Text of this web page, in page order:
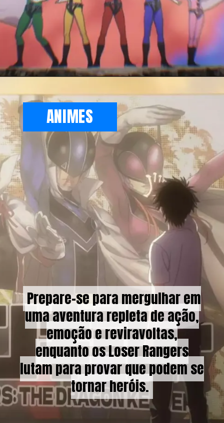
Prepare-se para mergulhar em
uma aventura repleta de ação,
emoção e reviravoltas,
enquanto os Loser Rangers
lutam para provar que podem se
tornar heróis.
Prepare-se para mergulhar em
uma aventura repleta de ação,
emoção e reviravoltas,
enquanto os Loser Rangers
lutam para provar que podem se
tornar heróis.
ANIMES